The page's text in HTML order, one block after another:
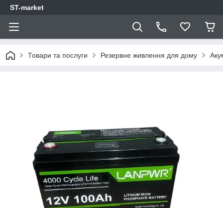
ST-market
Товари та послуги Резервне живлення для дому